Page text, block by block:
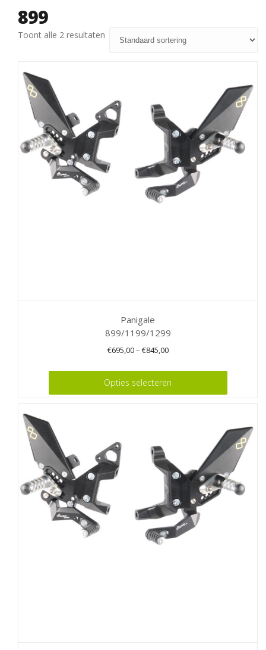
899
Toont alle 2 resultaten
Panigale
899/1199/1299
€695,00– €845,00
Opties selecteren
heeft
meerdere
variaties.
Deze
kan
gekozen